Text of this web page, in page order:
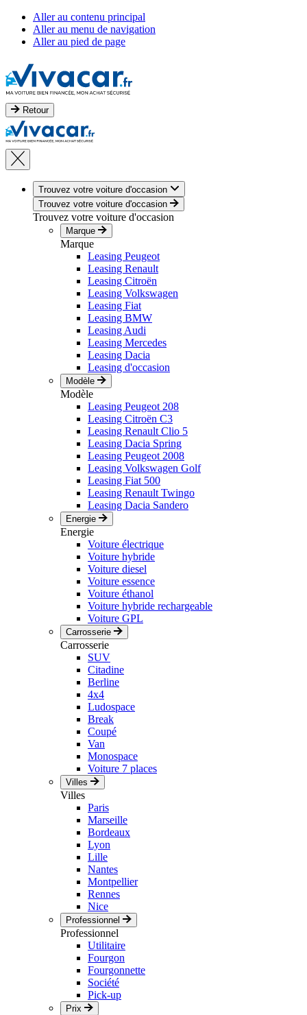
Aller au contenu principal
Aller au menu de navigation
Aller au pied de page
Retour
Trouvez votre voiture d'occasion
Trouvez votre voiture d'occasion
Trouvez votre voiture d'occasion
Marque
Marque
Leasing Peugeot
Leasing Renault
Leasing Citroën
Leasing Volkswagen
Leasing Fiat
Leasing BMW
Leasing Audi
Leasing Mercedes
Leasing Dacia
Leasing d'occasion
Modèle
Modèle
Leasing Peugeot 208
Leasing Citroën C3
Leasing Renault Clio 5
Leasing Dacia Spring
Leasing Peugeot 2008
Leasing Volkswagen Golf
Leasing Fiat 500
Leasing Renault Twingo
Leasing Dacia Sandero
Energie
Energie
Voiture électrique
Voiture hybride
Voiture diesel
Voiture essence
Voiture éthanol
Voiture hybride rechargeable
Voiture GPL
Carrosserie
Carrosserie
SUV
Citadine
Berline
4x4
Ludospace
Break
Coupé
Van
Monospace
Voiture 7 places
Villes
Villes
Paris
Marseille
Bordeaux
Lyon
Lille
Nantes
Montpellier
Rennes
Nice
Professionnel
Professionnel
Utilitaire
Fourgon
Fourgonnette
Société
Pick-up
Prix